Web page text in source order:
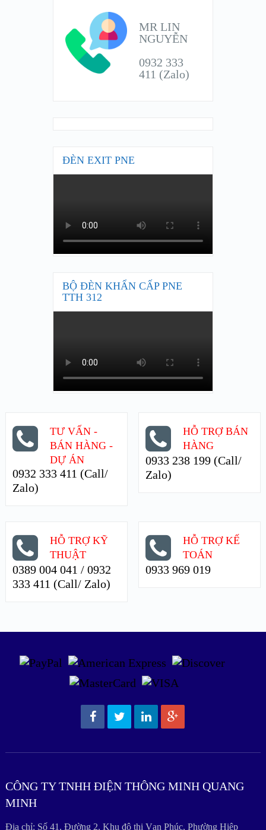
MR LIN
NGUYỄN
0932 333
411 (Zalo)
ĐÈN EXIT PNE
BỘ ĐÈN KHẨN CẤP PNE
TTH 312
TƯ VẤN -
BÁN HÀNG -
DỰ ÁN
0932 333 411 (Call/
Zalo)
HỖ TRỢ BÁN
HÀNG
0933 238 199 (Call/
Zalo)
HỖ TRỢ KỸ
THUẬT
0389 004 041 / 0932
333 411 (Call/ Zalo)
HỖ TRỢ KẾ
TOÁN
0933 969 019
CÔNG TY TNHH ĐIỆN THÔNG MINH QUANG
MINH
Địa chỉ: Số 41, Đường 2, Khu đô thị Vạn Phúc, Phường Hiệp